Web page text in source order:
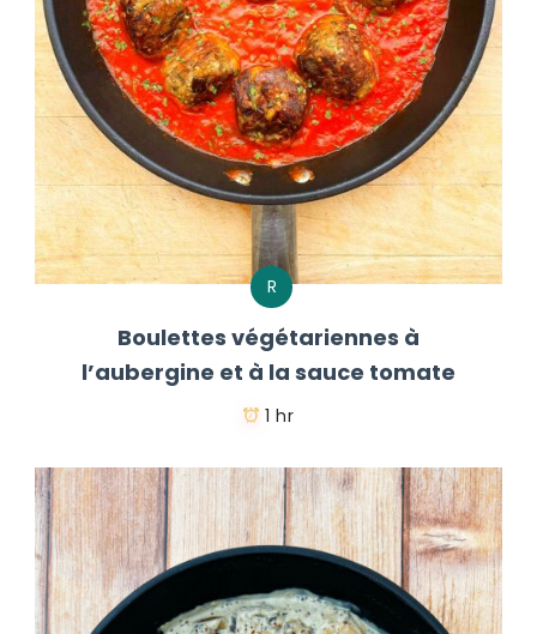
R
Boulettes végétariennes à
l’aubergine et à la sauce tomate
1 hr